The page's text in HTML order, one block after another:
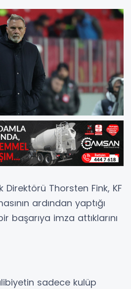
Direktörü Thorsten Fink, KF
ardından yaptığı
başarıya imza attıklarını
sadece kulüp